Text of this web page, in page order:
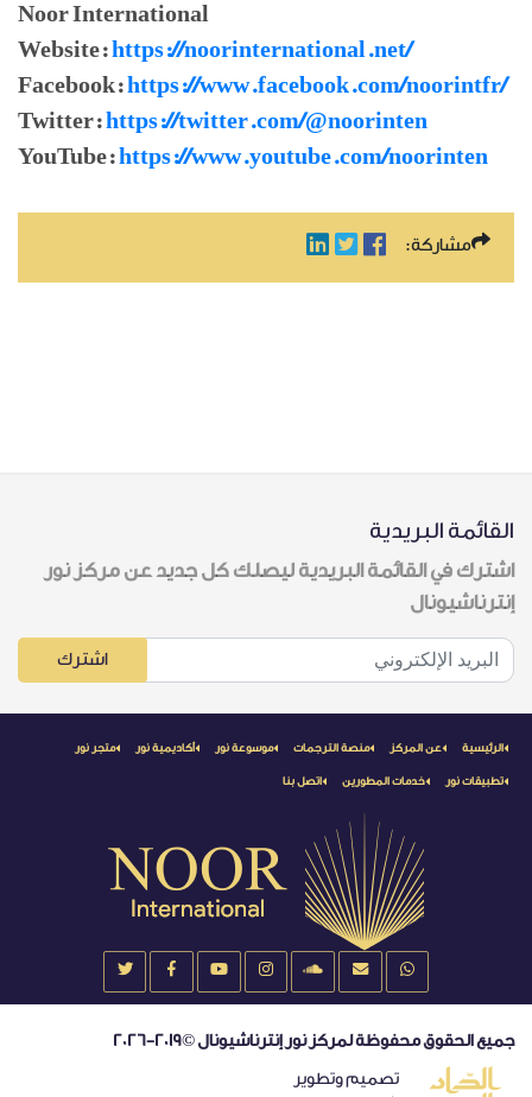
Noor International
Website:https://noorinternational.net/
Facebook:https://www.facebook.com/noorintfr/
Twitter:https://twitter.com/@noorinten
YouTube:https://www.youtube.com/noorinten
مشاركة:
القائمة البريدية
اشترك في القائمة البريدية ليصلك كل جديد عن مركز نور
إنترناشيونال
اشترك
الرئيسية عن المركز منصة الترجمات موسوعة نور أكاديمية نور متجر نور
تطبيقات نور خدمات المطورين اتصل بنا
جميع الحقوق محفوظة لمركز نور إنترناشيونال ©2019-2026
تصميم وتطوير